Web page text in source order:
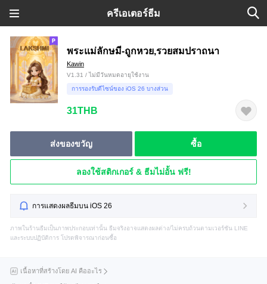
ครีเอเตอร์ธีม
พระแม่ลักษมี-ถูกหวย,รวยสมปราถนา
Kawin
V1.31 / ไม่มีวันหมดอายุใช้งาน
การรองรับดีไซน์ของ iOS 26 บางส่วน
31THB
ส่งของขวัญ ซื้อ
ลองใช้สติกเกอร์ & ธีมไม่อั้น ฟรี!
การแสดงผลธีมบน iOS 26
ภาพในร้านธีมเป็นภาพประกอบเท่านั้น ธีมจริงอาจแสดงผลต่าง/ไม่ครบถ้วนตามเวอร์ชัน LINE
และระบบปฏิบัติการ โปรดพิจารณาก่อนซื้อ
เนื้อหาที่สร้างโดย AI คืออะไร